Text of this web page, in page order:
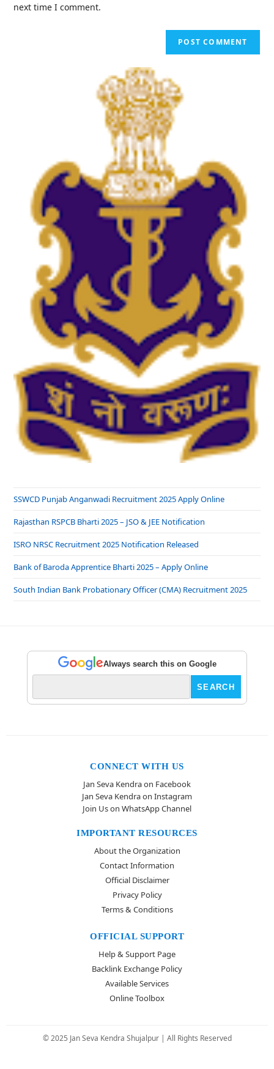
next time I comment.
SSWCD Punjab Anganwadi Recruitment 2025 Apply Online
Rajasthan RSPCB Bharti 2025 – JSO & JEE Notification
ISRO NRSC Recruitment 2025 Notification Released
Bank of Baroda Apprentice Bharti 2025 – Apply Online
South Indian Bank Probationary Officer (CMA) Recruitment 2025
Always search this on Google
CONNECT WITH US
Jan Seva Kendra on Facebook
Jan Seva Kendra on Instagram
Join Us on WhatsApp Channel
IMPORTANT RESOURCES
About the Organization
Contact Information
Official Disclaimer
Privacy Policy
Terms & Conditions
OFFICIAL SUPPORT
Help & Support Page
Backlink Exchange Policy
Available Services
Online Toolbox
© 2025 Jan Seva Kendra Shujalpur | All Rights Reserved